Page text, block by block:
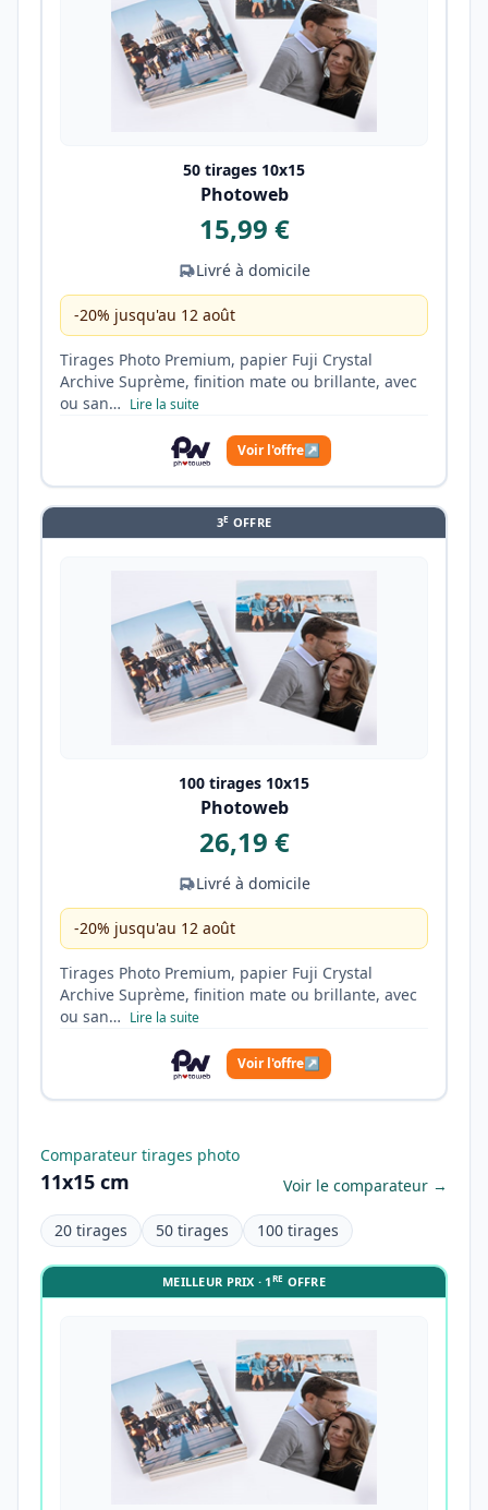
50 tirages 10x15
Photoweb
15,99 €
Livré à domicile
-20% jusqu'au 12 août
Tirages Photo Premium, papier Fuji Crystal
Archive Suprème, finition mate ou brillante, avec
ou san… Lire la suite
Voir l'offre↗
3E OFFRE
100 tirages 10x15
Photoweb
26,19 €
Livré à domicile
-20% jusqu'au 12 août
Tirages Photo Premium, papier Fuji Crystal
Archive Suprème, finition mate ou brillante, avec
ou san… Lire la suite
Voir l'offre↗
Comparateur tirages photo
11x15 cm Voir le comparateur →
20 tirages 50 tirages 100 tirages
MEILLEUR PRIX · 1RE OFFRE